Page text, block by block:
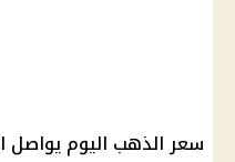
سعر الذهب اليوم يواصل